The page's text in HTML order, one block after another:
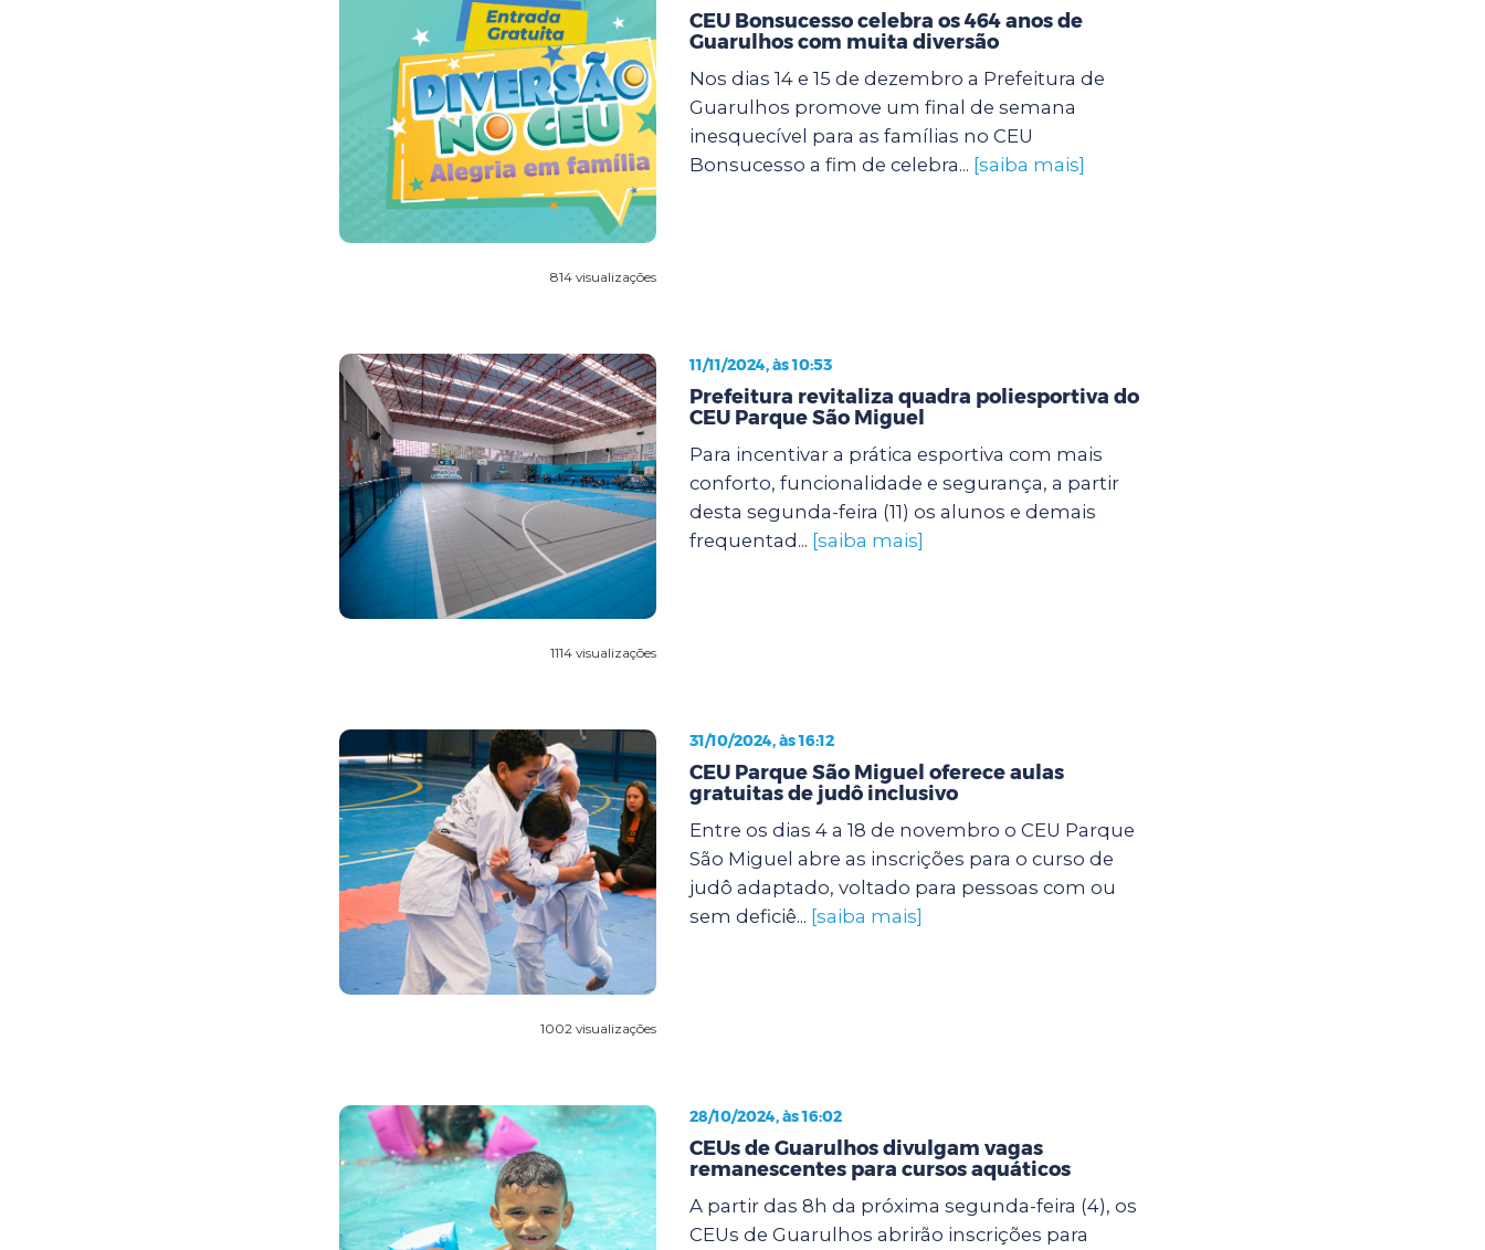
814 visualizações
CEU Bonsucesso celebra os 464 anos de
Guarulhos com muita diversão
Nos dias 14 e 15 de dezembro a Prefeitura de
Guarulhos promove um final de semana
inesquecível para as famílias no CEU
Bonsucesso a fim de celebra... [saiba mais]
1114 visualizações
11/11/2024, às 10:53
Prefeitura revitaliza quadra poliesportiva do
CEU Parque São Miguel
Para incentivar a prática esportiva com mais
conforto, funcionalidade e segurança, a partir
desta segunda-feira (11) os alunos e demais
frequentad... [saiba mais]
1002 visualizações
31/10/2024, às 16:12
CEU Parque São Miguel oferece aulas
gratuitas de judô inclusivo
Entre os dias 4 a 18 de novembro o CEU Parque
São Miguel abre as inscrições para o curso de
judô adaptado, voltado para pessoas com ou
sem deficiê... [saiba mais]
28/10/2024, às 16:02
CEUs de Guarulhos divulgam vagas
remanescentes para cursos aquáticos
A partir das 8h da próxima segunda-feira (4), os
CEUs de Guarulhos abrirão inscrições para